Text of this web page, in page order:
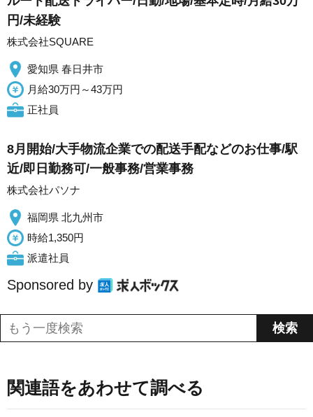
円/未経験
株式会社SQUARE
愛知県 春日井市
月給30万円～43万円
正社員
8月開始/大手物流企業での配送手配などのお仕事/駅
近/即日勤務可/一般事務/営業事務
株式会社パソナ
福岡県 北九州市
時給1,350円
派遣社員
Sponsored by
関連語をあわせて調べる